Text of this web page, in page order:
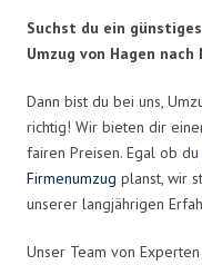
Suchst du ein günstiges
Umzug von Hagen nach
Dann bist du bei uns,
richtig! Wir bieten dir
fairen Preisen. Egal ob du
Firmenumzug planst, wir
unserer langjährigen
Unser Team von